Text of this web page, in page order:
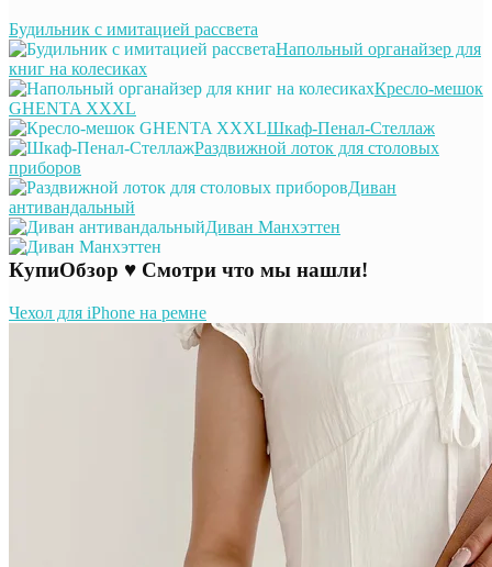
Будильник с имитацией рассвета
Напольный органайзер для
книг на колесиках
Кресло-мешок
GHENTA XXXL
Шкаф-Пенал-Стеллаж
Раздвижной лоток для столовых
приборов
Диван
антивандальный
Диван Манхэттен
КупиОбзор ♥ Смотри что мы нашли!
Чехол для iPhone на ремне